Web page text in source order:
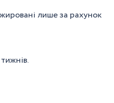
лише за рахунок